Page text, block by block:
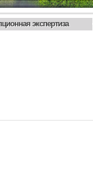
экспертиза